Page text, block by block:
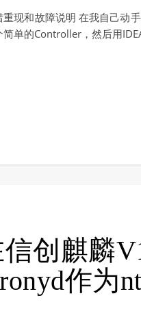
重现和故障说明 在我自己动
简单的Controller，然后用
创麒麟
作为